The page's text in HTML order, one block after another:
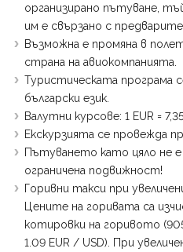
организирано пътуване,
им е свързано с
Възможна е промяна в
страна на авиокомпанията.
Туристическата програма
български език.
Валутни курсове: 1 EUR =
Екскурзията се провежда
Пътуването като цяло не
ограничена подвижност!
Горивни такси при
Цените на горивата са
котировки на горивото
1.09 EUR / USD). При